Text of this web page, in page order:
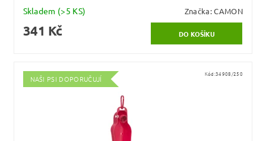
Skladem (>5 KS) Značka:CAMON
341 Kč
NAŠI PSI DOPORUČUJÍ
Kód:34908/250